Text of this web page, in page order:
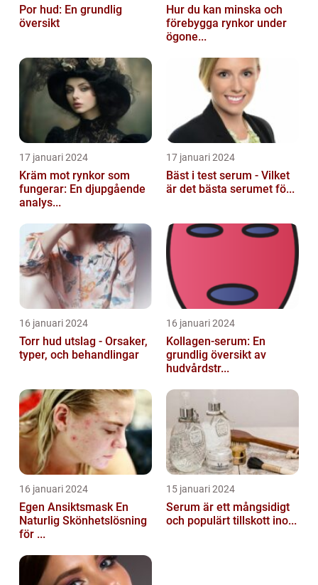
Por hud: En grundlig
översikt
Hur du kan minska och
förebygga rynkor under
ögone...
17 januari 2024
Kräm mot rynkor som
fungerar: En djupgående
analys...
17 januari 2024
Bäst i test serum - Vilket
är det bästa serumet fö...
16 januari 2024
Torr hud utslag - Orsaker,
typer, och behandlingar
16 januari 2024
Kollagen-serum: En
grundlig översikt av
hudvårdstr...
16 januari 2024
Egen Ansiktsmask En
Naturlig Skönhetslösning
för ...
15 januari 2024
Serum är ett mångsidigt
och populärt tillskott ino...